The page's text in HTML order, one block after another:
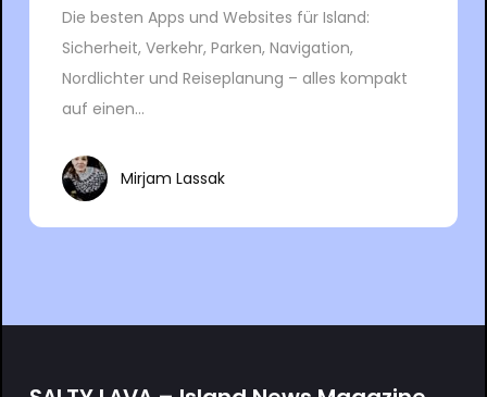
Die besten Apps und Websites für Island:
Sicherheit, Verkehr, Parken, Navigation,
Nordlichter und Reiseplanung – alles kompakt
auf einen...
Mirjam Lassak